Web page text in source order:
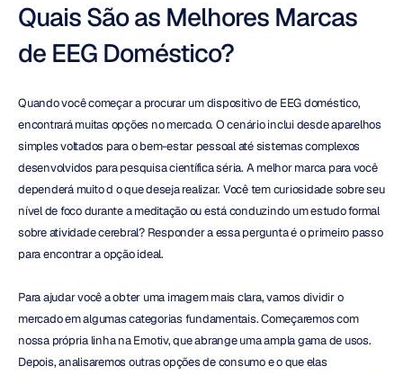
Quais São as Melhores Marcas
de EEG Doméstico?
Quando você começar a procurar um dispositivo de EEG doméstico,
encontrará muitas opções no mercado. O cenário inclui desde aparelhos
simples voltados para o bem-estar pessoal até sistemas complexos
desenvolvidos para pesquisa científica séria. A melhor marca para você
dependerá muito d o que deseja realizar. Você tem curiosidade sobre seu
nível de foco durante a meditação ou está conduzindo um estudo formal
sobre atividade cerebral? Responder a essa pergunta é o primeiro passo
para encontrar a opção ideal.
Para ajudar você a obter uma imagem mais clara, vamos dividir o
mercado em algumas categorias fundamentais. Começaremos com
nossa própria linha na Emotiv, que abrange uma ampla gama de usos.
Depois, analisaremos outras opções de consumo e o que elas